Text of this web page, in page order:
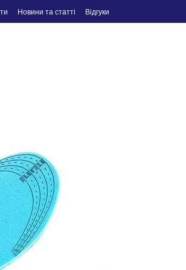
Новини та статті Відгуки